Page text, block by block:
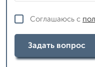
Соглашаюсь с
Задать вопрос